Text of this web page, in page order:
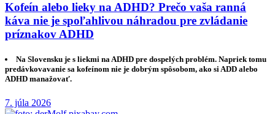
Kofeín alebo lieky na ADHD? Prečo vaša ranná
káva nie je spoľahlivou náhradou pre zvládanie
príznakov ADHD
Na Slovensku je s liekmi na ADHD pre dospelých problém. Napriek tomu
predávkovavanie sa kofeínom nie je dobrým spôsobom, ako si ADD alebo
ADHD manažovať.
7. júla 2026